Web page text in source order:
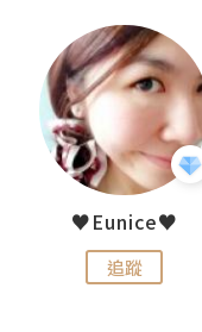
♥Eunice♥
追蹤